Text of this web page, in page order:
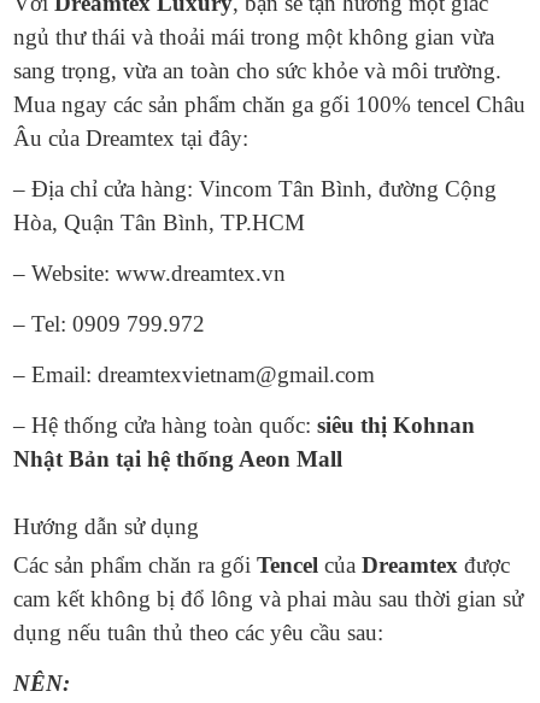
ngủ thư thái và thoải mái trong một không gian vừa
sang trọng, vừa an toàn cho sức khỏe và môi trường.
Mua ngay các sản phẩm chăn ga gối 100% tencel Châu
Âu của Dreamtex tại đây:
– Địa chỉ cửa hàng: Vincom Tân Bình, đường Cộng
Hòa, Quận Tân Bình, TP.HCM
– Website: www.dreamtex.vn
– Tel: 0909 799.972
– Email: dreamtexvietnam@gmail.com
– Hệ thống cửa hàng toàn quốc: siêu thị Kohnan
Nhật Bản tại hệ thống Aeon Mall
Hướng dẫn sử dụng
Các sản phẩm chăn ra gối Tencelcủa Dreamtexđược
cam kết không bị đổ lông và phai màu sau thời gian sử
dụng nếu tuân thủ theo các yêu cầu sau:
NÊN: